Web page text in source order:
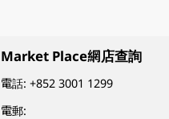
Market Place網店查詢
電話:+852 3001 1299
電郵: